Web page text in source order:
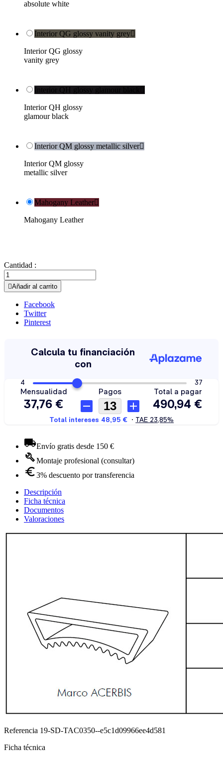
absolute white
Interior QG glossy vanity grey
Interior QG glossy
vanity grey
Interior QH glossy glamour black
Interior QH glossy
glamour black
Interior QM glossy metallic silver
Interior QM glossy
metallic silver
Mahogany Leather
Mahogany Leather
Cantidad :
Añadir al carrito
Facebook
Twitter
Pinterest
Envío gratis desde 150 €
Montaje profesional (consultar)
3% descuento por transferencia
Descripción
Ficha técnica
Documentos
Valoraciones
Referencia 19-SD-TAC0350--e5c1d09966ee4d581
Ficha técnica